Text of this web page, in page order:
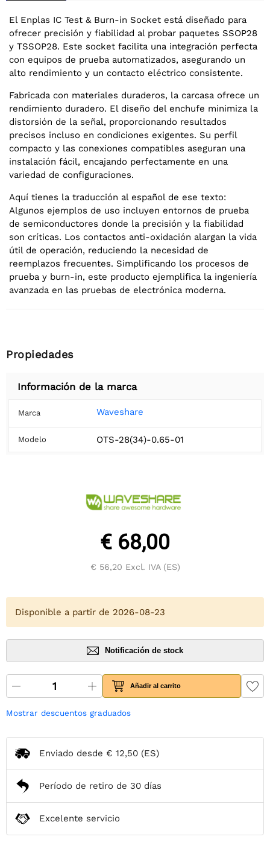
El Enplas IC Test & Burn-in Socket está diseñado para
ofrecer precisión y fiabilidad al probar paquetes SSOP28
y TSSOP28. Este socket facilita una integración perfecta
con equipos de prueba automatizados, asegurando un
alto rendimiento y un contacto eléctrico consistente.
Fabricada con materiales duraderos, la carcasa ofrece un
rendimiento duradero. El diseño del enchufe minimiza la
distorsión de la señal, proporcionando resultados
precisos incluso en condiciones exigentes. Su perfil
compacto y las conexiones compatibles aseguran una
instalación fácil, encajando perfectamente en una
variedad de configuraciones.
Aquí tienes la traducción al español de ese texto:
Algunos ejemplos de uso incluyen entornos de prueba
de semiconductores donde la precisión y la fiabilidad
son críticas. Los contactos anti-oxidación alargan la vida
útil de operación, reduciendo la necesidad de
reemplazos frecuentes. Simplificando los procesos de
prueba y burn-in, este producto ejemplifica la ingeniería
avanzada en las pruebas de electrónica moderna.
Propiedades
Información de la marca
Marca Waveshare
Modelo OTS-28(34)-0.65-01
€ 68,00
€ 56,20 Excl. IVA (ES)
Disponible a partir de 2026-08-23
Notificación de stock
Añadir al carrito
Mostrar descuentos graduados
Enviado desde € 12,50 (ES)
Período de retiro de 30 días
Excelente servicio